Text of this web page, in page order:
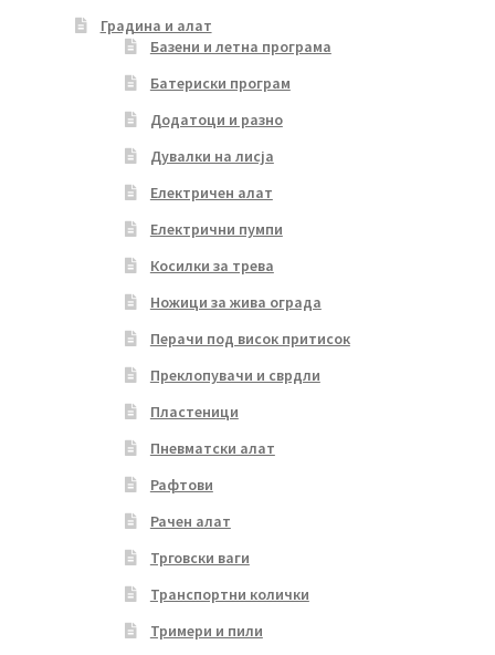
Градина и алат
Базени и летна програма
Батериски програм
Додатоци и разно
Дувалки на лисја
Електричен алат
Електрични пумпи
Косилки за трева
Ножици за жива ограда
Перачи под висок притисок
Преклопувачи и сврдли
Пластеници
Пневматски алат
Рафтови
Рачен алат
Трговски ваги
Транспортни колички
Тримери и пили